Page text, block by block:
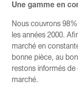
Une gamme en
Nous couvrons
les années 2000.
marché en
bonne pièce, au
restons informés de
marché.